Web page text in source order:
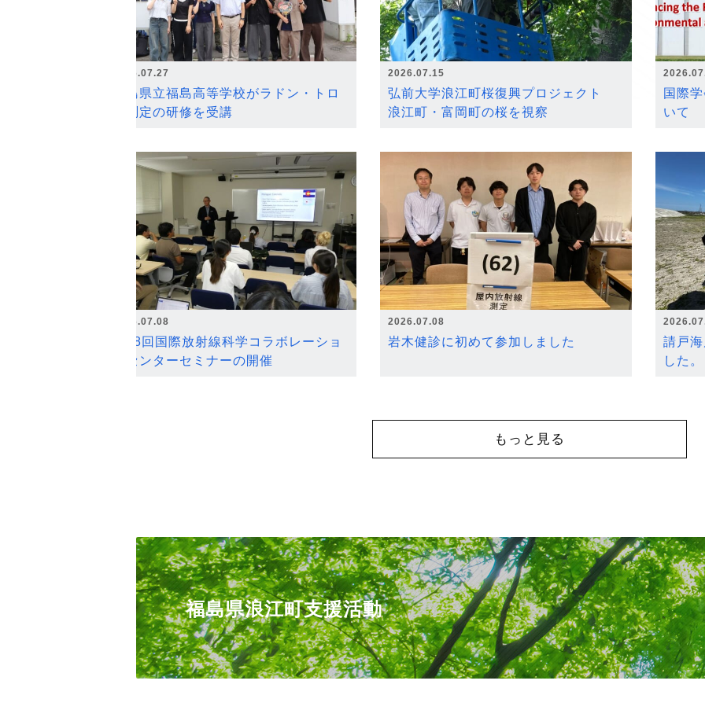
2026.07.27
福島県立福島高等学校がラドン・トロ
ン測定の研修を受講
2026.07.15
弘前大学浪江町桜復興プロジェクト
浪江町・富岡町の桜を視察
国際
いて
2026.07.08
第18回国際放射線科学コラボレーショ
ンセンターセミナーの開催
2026.07.08
岩木健診に初めて参加しました
請戸
した。
もっと見る
福島県浪江町支援活動